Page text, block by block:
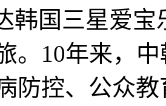
韩国三星爱
。10年来，
防控、公众